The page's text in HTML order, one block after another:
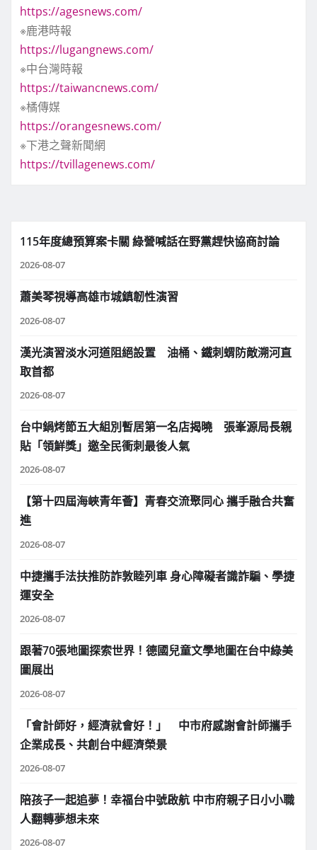
https://agesnews.com/
※鹿港時報
https://lugangnews.com/
※中台灣時報
https://taiwancnews.com/
※橘傳媒
https://orangesnews.com/
※下港之聲新聞網
https://tvillagenews.com/
115年度總預算案卡關 綠營喊話在野黨趕快協商討論
2026-08-07
蕭美琴視導高雄市城鎮韌性演習
2026-08-07
漢光演習淡水河道阻絕設置 油桶、鐵刺蝟防敵溯河直
取首都
2026-08-07
台中鍋烤節五大組別暫居第一名店揭曉 張峯源局長親
貼「領鮮獎」邀全民衝刺最後人氣
2026-08-07
【第十四屆海峽青年薈】青春交流聚同心 攜手融合共奮
進
2026-08-07
中捷攜手法扶推防詐敦睦列車 身心障礙者識詐騙、學捷
運安全
2026-08-07
跟著70張地圖探索世界！德國兒童文學地圖在台中綠美
圖展出
2026-08-07
「會計師好，經濟就會好！」 中市府感謝會計師攜手
企業成長、共創台中經濟榮景
2026-08-07
陪孩子一起追夢！幸福台中號啟航 中市府親子日小小職
人翻轉夢想未來
2026-08-07